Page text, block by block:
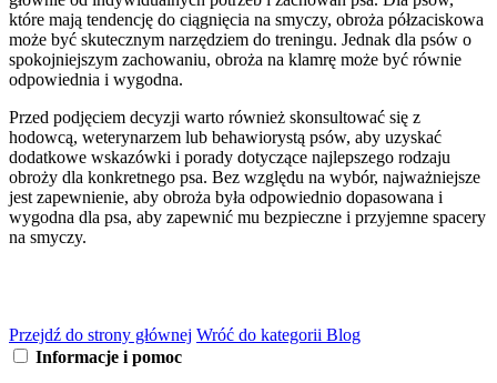
które mają tendencję do ciągnięcia na smyczy, obroża półzaciskowa
może być skutecznym narzędziem do treningu. Jednak dla psów o
spokojniejszym zachowaniu, obroża na klamrę może być równie
odpowiednia i wygodna.
Przed podjęciem decyzji warto również skonsultować się z
hodowcą, weterynarzem lub behawiorystą psów, aby uzyskać
dodatkowe wskazówki i porady dotyczące najlepszego rodzaju
obroży dla konkretnego psa. Bez względu na wybór, najważniejsze
jest zapewnienie, aby obroża była odpowiednio dopasowana i
wygodna dla psa, aby zapewnić mu bezpieczne i przyjemne spacery
na smyczy.
Przejdź do strony głównej Wróć do kategorii Blog
Informacje i pomoc